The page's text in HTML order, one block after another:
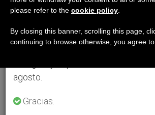
se generan menos informaciones y
agosto.
Gracias.
please refer to the cookie policy
By closing this banner, scrolling this page,
continuing to browse otherwise, you agree